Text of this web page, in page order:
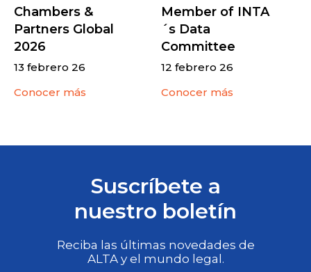
Chambers &
Partners Global
2026
13 febrero 26
Conocer más
Member of INTA
´s Data
Committee
12 febrero 26
Conocer más
Suscríbete a
nuestro boletín
Reciba las últimas novedades de
ALTA y el mundo legal.